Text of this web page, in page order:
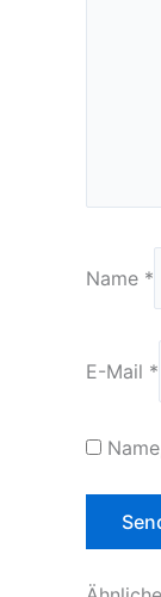
Name *
E-Mail *